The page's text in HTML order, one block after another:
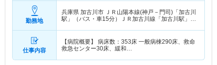
勤務地
兵庫県 加古川市 ＪＲ山陽本線(神戸－門司)「加古川
駅」（バス・車15分）ＪＲ加古川線「加古川駅」
仕事内容
【病院概要】 病床数：353床 一般病棟290床、救命
救急センター30床、緩和…